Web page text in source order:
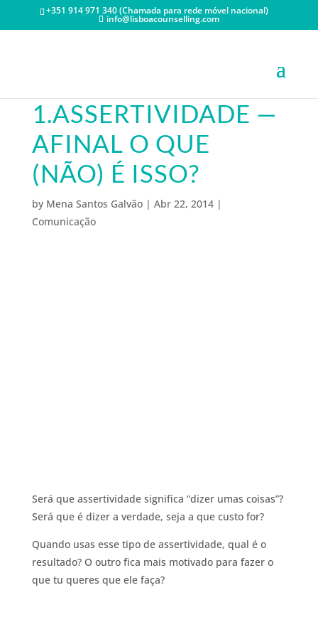
+351 914 971 340 (Chamada para rede móvel nacional)
info@lisboacounselling.com
1.ASSERTIVIDADE —
AFINAL O QUE
(NÃO) É ISSO?
by Mena Santos Galvão| Abr 22, 2014|
Comunicação
Será que assertividade significa “dizer umas coisas”?
Será que é dizer a verdade, seja a que custo for?
Quando usas esse tipo de assertividade, qual é o
resultado? O outro fica mais motivado para fazer o
que tu queres que ele faça?